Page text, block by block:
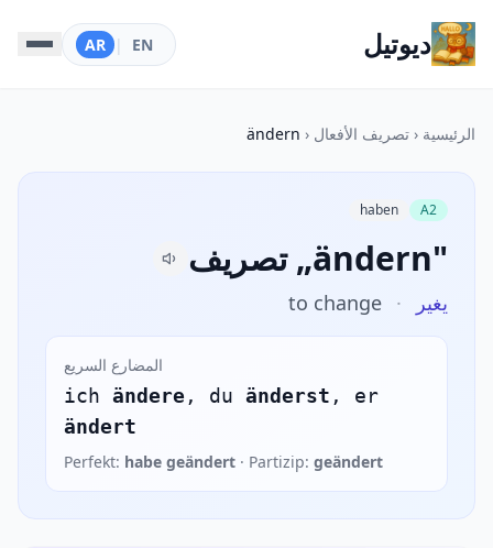
ديوتيل EN
|
AR
الرئيسية ‹ تصريف الأفعال ‹
ändern
A2
haben
تصريف „ändern"
يغير ·
to change
المضارع السريع
ich ändere , du änderst , er
ändert
Perfekt: habe geändert · Partizip: geändert